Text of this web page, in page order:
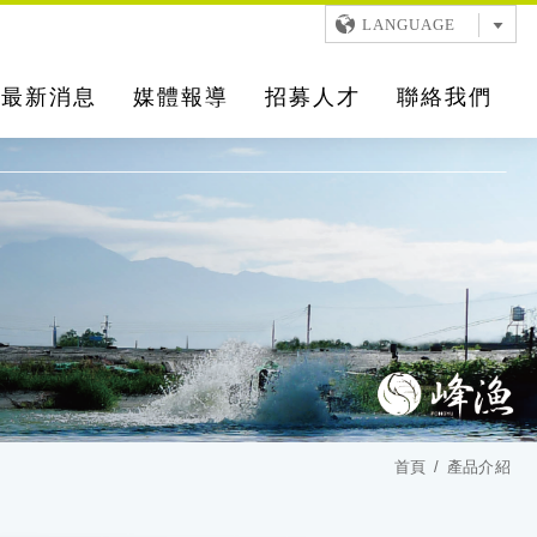
LANGUAGE
最新消息 媒體報導 招募人才 聯絡我們
首頁 產品介紹